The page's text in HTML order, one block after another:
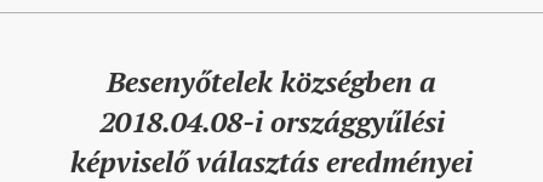
Besenyőtelek községben a
2018.04.08-i országgyűlési
képviselő választás eredményei